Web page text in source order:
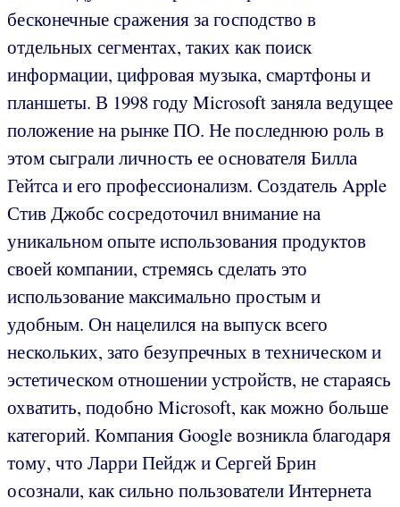
бесконечные сражения за господство в
отдельных сегментах, таких как поиск
информации, цифровая музыка, смартфоны и
планшеты. В 1998 году Microsoft заняла ведущее
положение на рынке ПО. Не последнюю роль в
этом сыграли личность ее основателя Билла
Гейтса и его профессионализм. Создатель Apple
Стив Джобс сосредоточил внимание на
уникальном опыте использования продуктов
своей компании, стремясь сделать это
использование максимально простым и
удобным. Он нацелился на выпуск всего
нескольких, зато безупречных в техническом и
эстетическом отношении устройств, не стараясь
охватить, подобно Microsoft, как можно больше
категорий. Компания Google возникла благодаря
тому, что Ларри Пейдж и Сергей Брин
осознали, как сильно пользователи Интернета